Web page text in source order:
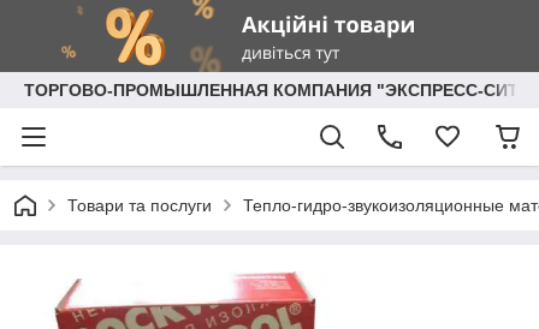
ТОРГОВО-ПРОМЫШЛЕННАЯ КОМПАНИЯ "ЭКСПРЕСС-СИТИ"
Товари та послуги Тепло-гидро-звукоизоляционные